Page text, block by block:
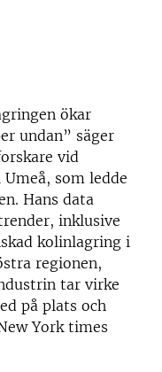
ökar
undan” säger
vid
som ledde
Hans data
inklusive
kolinlagring i
regionen,
tar virke
på plats och
York times